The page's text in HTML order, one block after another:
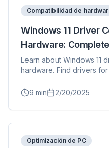
Compatibilidad de
Windows 11 Driver
Hardware:
Learn about Windows 11
hardware. Find drivers
9 min 2/20/2025
Optimización de PC